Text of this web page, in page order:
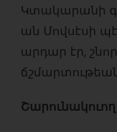
Կտակարանի
ան Մովսէսի
արդար էր,
Շարունակուող